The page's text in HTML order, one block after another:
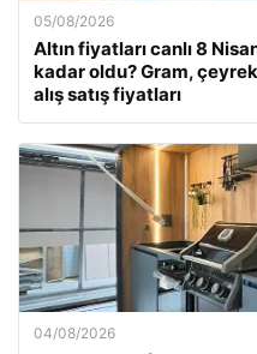
05/08/2026
Altın fiyatları canlı 8
kadar oldu? Gram,
alış satış fiyatları
04/08/2026